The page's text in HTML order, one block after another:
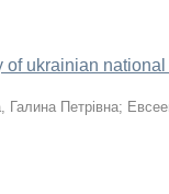
of ukrainian
Галина Петрівна;